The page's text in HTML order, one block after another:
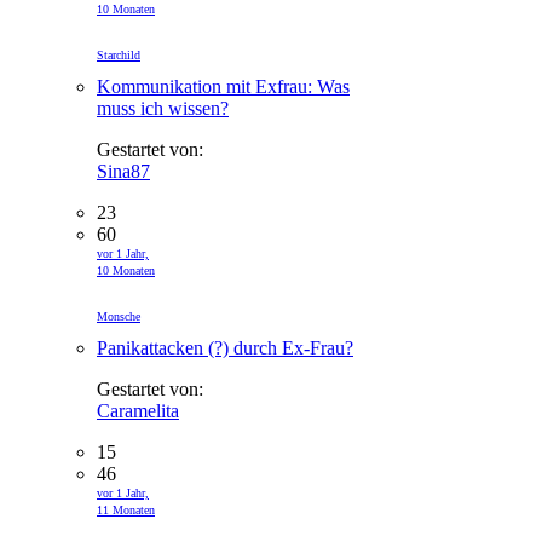
10 Monaten
Starchild
Kommunikation mit Exfrau: Was
muss ich wissen?
Gestartet von:
Sina87
23
60
vor 1 Jahr,
10 Monaten
Monsche
Panikattacken (?) durch Ex-Frau?
Gestartet von:
Caramelita
15
46
vor 1 Jahr,
11 Monaten